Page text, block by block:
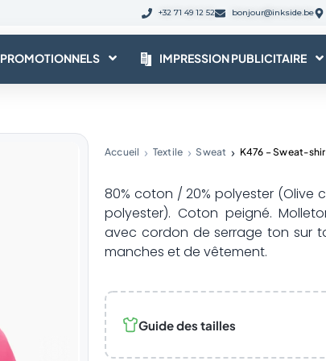
+32 71 49 12 52 bonjour@inkside.be
IMPRESSION PUBLICITAIRE
Accueil Textile Sweat K476 – Sweat-
80% coton / 20% polyester (Olive
polyester). Coton peigné.
avec cordon de serrage ton sur
manches et de vêtement.
Guide des tailles